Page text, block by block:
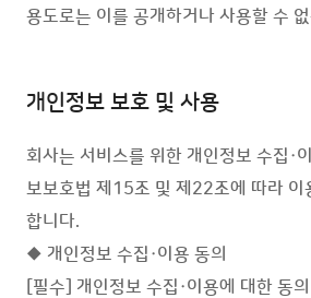
용도로는 이를 공개하거나 사용할 수
개인정보 보호 및 사용
회사는 서비스를 위한 개인정보 수집·
보보호법 제15조 및 제22조에 따라 이
합니다.
◆ 개인정보 수집·이용 동의
[필수] 개인정보 수집·이용에 대한 동의